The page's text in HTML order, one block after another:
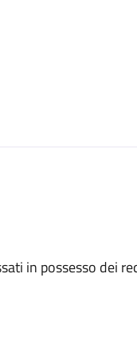
in possesso dei